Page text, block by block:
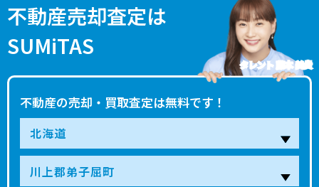
不動産売却査定は
SUMiTAS
不動産の売却・買取査定は無料です！
タレント 藤本 美貴